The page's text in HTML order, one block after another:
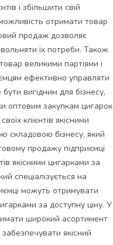
і збільшити свій
отримати товар
продаж дозволяє
їх потреби. Також
великими партіями і
ефективно управляти
вигідним для бізнесу,
оптовим закупкам цигарок
клієнтів якісними
складовою бізнесу, який
продажу підприємці
якісними цигарками за
спеціалізується на
можуть отримувати
за доступну ціну. У
широкий асортимент
якісний